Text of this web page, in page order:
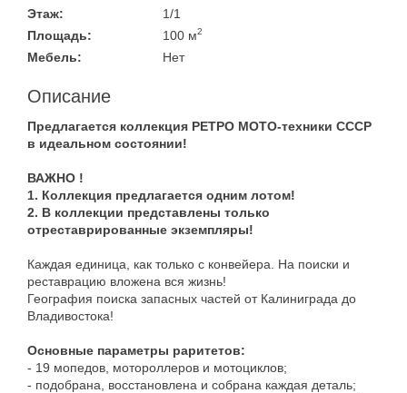
Этаж:
1/1
Площадь:
100 м2
Мебель: Нет
Описание
Предлагается коллекция РЕТРО МОТО-техники СССР
в идеальном состоянии!
ВАЖНО !
1. Коллекция предлагается одним лотом!
2. В коллекции представлены только
отреставрированные экземпляры!
Каждая единица, как только с конвейера. На поиски и
реставрацию вложена вся жизнь!
География поиска запасных частей от Калиниграда до
Владивостока!
Основные параметры раритетов:
- 19 мопедов, мотороллеров и мотоциклов;
- подобрана, восстановлена и собрана каждая деталь;